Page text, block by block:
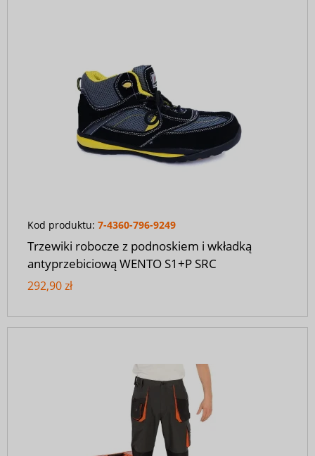
Kod produktu: 7-4360-796-9249
Trzewiki robocze z podnoskiem i wkładką
antyprzebiciową WENTO S1+P SRC
292,90 zł